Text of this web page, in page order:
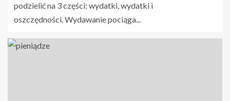
podzielić na 3 części: wydatki, wydatki i
oszczędności. Wydawanie pociąga...